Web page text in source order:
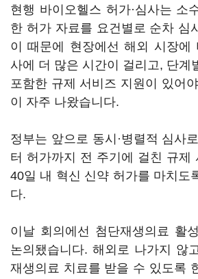
현행 바이오헬스 허가·심사는 소
한 허가 자료를 요건별로 순차 심
이 때문에 현장에선 해외 시장에
사에 더 많은 시간이 걸리고, 단계
포함한 규제 서비즈 지원이 있어
이 자주 나왔습니다.
정부는 앞으로 동시·병렬적 심사
터 허가까지 전 주기에 걸친 규제
40일 내 혁신 신약 허가를 마치도
다.
이날 회의에선 첨단재생의료 활
논의됐습니다. 해외로 나가지 않
재생의료 치료를 받을 수 있도록